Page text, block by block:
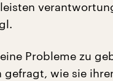
Probleme zu
wie sie